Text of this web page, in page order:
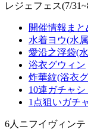
レジェフェス(7/
開催情報まと
水着ヨウ(水
愛沿之浮袋(
浴衣グウィン
炸華紋(浴衣
10連ガチャシ
1点狙いガチ
6人ニフイヴィンテ